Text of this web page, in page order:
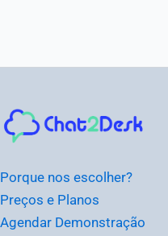
Porque nos escolher?
Preços e Planos
Agendar Demonstração
Instagram
Facebook